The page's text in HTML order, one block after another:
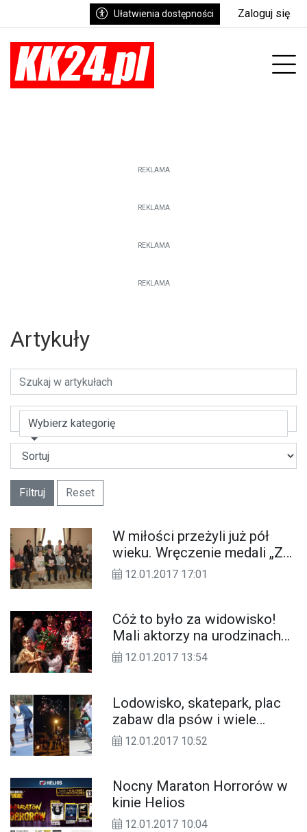
Ułatwienia dostępności Zaloguj się
REKLAMA
REKLAMA
REKLAMA
REKLAMA
Artykuły
Wybierz kategorię
Filtruj Reset
W miłości przeżyli już pół
wieku. Wręczenie medali „Za
długoletnie pożycie
12.01.2017 17:01
Cóż to było za widowisko!
Mali aktorzy na urodzinach
swojego przedszkola dali z
12.01.2017 13:54
Lodowisko, skatepark, plac
zabaw dla psów i wiele
innych. Mieszkańcy
12.01.2017 10:52
Nocny Maraton Horrorów w
kinie Helios
12.01.2017 10:04